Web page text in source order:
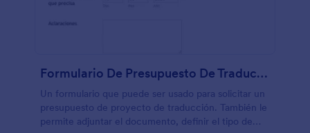
Formulario De Presupuesto De Traducción
Un formulario que puede ser usado para solicitar un
presupuesto de proyecto de traducción. También le
permite adjuntar el documento, definir el tipo de